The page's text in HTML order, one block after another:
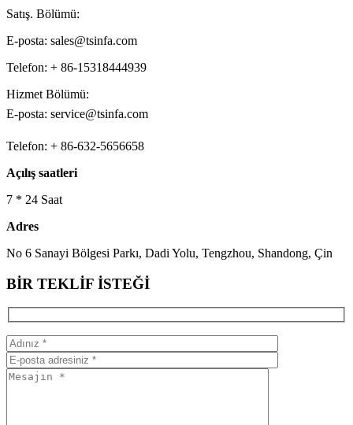
Satış. Bölümü:
E-posta: sales@tsinfa.com
Telefon: + 86-15318444939
Hizmet Bölümü:
E-posta: service@tsinfa.com
Telefon: + 86-632-5656658
Açılış saatleri
7 * 24 Saat
Adres
No 6 Sanayi Bölgesi Parkı, Dadi Yolu, Tengzhou, Shandong, Çin
BİR TEKLİF İSTEĞİ